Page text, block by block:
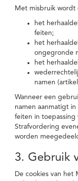
Met misbruik
het
feiten;
het
ongegronde
het
namen
Wanneer een
namen aanmatigt
feiten in toepassing
Strafvordering
worden
3. Gebruik
De cookies van